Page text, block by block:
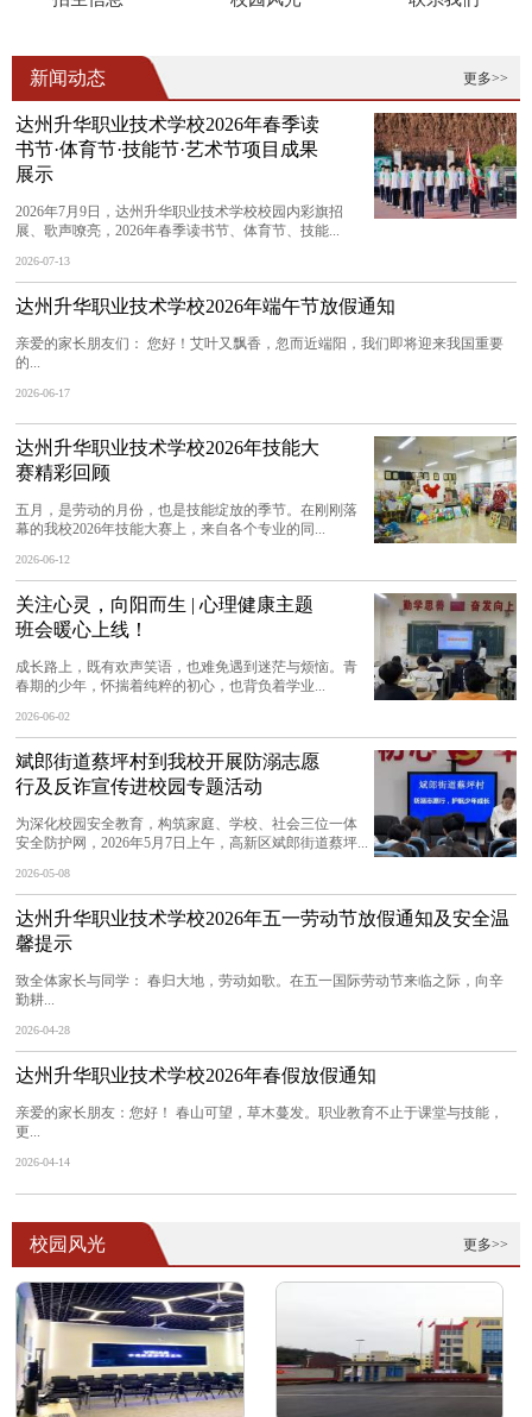
更多>>
新闻动态
达州升华职业技术学校2026年春季读
书节·体育节·技能节·艺术节项目成果
展示
2026年7月9日，达州升华职业技术学校校园内彩旗招
展、歌声嘹亮，2026年春季读书节、体育节、技能...
2026-07-13
达州升华职业技术学校2026年端午节放假通知
亲爱的家长朋友们： 您好！艾叶又飘香，忽而近端阳，我们即将迎来我国重要
的...
2026-06-17
达州升华职业技术学校2026年技能大
赛精彩回顾
五月，是劳动的月份，也是技能绽放的季节。在刚刚落
幕的我校2026年技能大赛上，来自各个专业的同...
2026-06-12
关注心灵，向阳而生 | 心理健康主题
班会暖心上线！
成长路上，既有欢声笑语，也难免遇到迷茫与烦恼。青
春期的少年，怀揣着纯粹的初心，也背负着学业...
2026-06-02
斌郎街道蔡坪村到我校开展防溺志愿
行及反诈宣传进校园专题活动
为深化校园安全教育，构筑家庭、学校、社会三位一体
安全防护网，2026年5月7日上午，高新区斌郎街道蔡坪...
2026-05-08
达州升华职业技术学校2026年五一劳动节放假通知及安全温
馨提示
致全体家长与同学： 春归大地，劳动如歌。在五一国际劳动节来临之际，向辛
勤耕...
2026-04-28
达州升华职业技术学校2026年春假放假通知
亲爱的家长朋友：您好！ 春山可望，草木蔓发。职业教育不止于课堂与技能，
更...
2026-04-14
更多>>
校园风光